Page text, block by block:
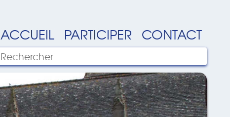
ACCUEIL PARTICIPER CONTACT